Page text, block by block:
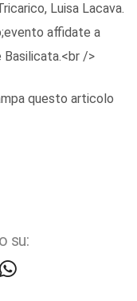
Luisa Lacava.
affidate a
/>
questo articolo
su: